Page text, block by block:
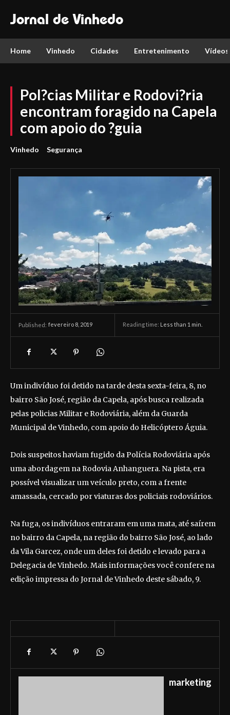
Jornal de Vinhedo
Home Vinhedo Cidades Entretenimento Vídeos
Pol?cias Militar e Rodovi?ria
encontram foragido na Capela
com apoio do ?guia
Vinhedo Segurança
Published: fevereiro 8, 2019 Reading time: Less than 1 min.
Um indivíduo foi detido na tarde desta sexta-feira, 8, no
bairro São José, região da Capela, após busca realizada
pelas policias Militar e Rodoviária, além da Guarda
Municipal de Vinhedo, com apoio do Helicóptero Águia.
Dois suspeitos haviam fugido da Polícia Rodoviária após
uma abordagem na Rodovia Anhanguera. Na pista, era
possível visualizar um veículo preto, com a frente
amassada, cercado por viaturas dos policiais rodoviários.
Na fuga, os indivíduos entraram em uma mata, até saírem
no bairro da Capela, na região do bairro São José, ao lado
da Vila Garcez, onde um deles foi detido e levado para a
Delegacia de Vinhedo. Mais informações você confere na
edição impressa do Jornal de Vinhedo deste sábado, 9.
marketing